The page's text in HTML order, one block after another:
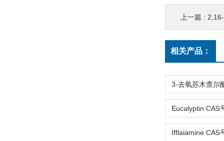
上一篇 : 2,16-
相关产品：